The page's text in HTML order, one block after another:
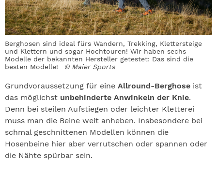
Berghosen sind ideal fürs Wandern, Trekking, Klettersteige
und Klettern und sogar Hochtouren! Wir haben sechs
Modelle der bekannten Hersteller getestet: Das sind die
besten Modelle!
© Maier Sports
Grundvoraussetzung für eine Allround-Berghose ist
das möglichst unbehinderte Anwinkeln der Knie.
Denn bei steilen Aufstiegen oder leichter Kletterei
muss man die Beine weit anheben. Insbesondere bei
schmal geschnittenen Modellen können die
Hosenbeine hier aber verrutschen oder spannen oder
die Nähte spürbar sein.